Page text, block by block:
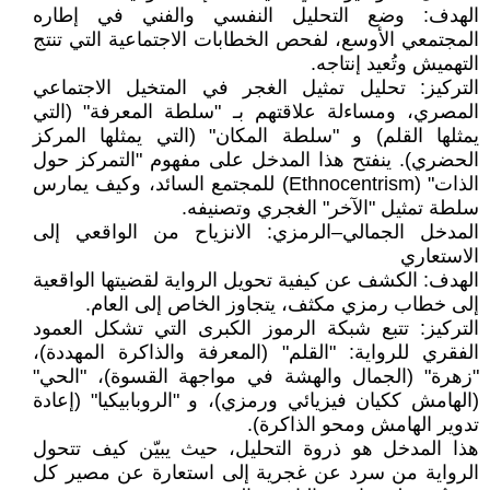
الهدف: وضع التحليل النفسي والفني في إطاره
المجتمعي الأوسع، لفحص الخطابات الاجتماعية التي تنتج
التهميش وتُعيد إنتاجه.
التركيز: تحليل تمثيل الغجر في المتخيل الاجتماعي
المصري، ومساءلة علاقتهم بـ "سلطة المعرفة" (التي
يمثلها القلم) و "سلطة المكان" (التي يمثلها المركز
الحضري). ينفتح هذا المدخل على مفهوم "التمركز حول
الذات" (Ethnocentrism) للمجتمع السائد، وكيف يمارس
سلطة تمثيل "الآخر" الغجري وتصنيفه.
المدخل الجمالي–الرمزي: الانزياح من الواقعي إلى
الاستعاري
الهدف: الكشف عن كيفية تحويل الرواية لقضيتها الواقعية
إلى خطاب رمزي مكثف، يتجاوز الخاص إلى العام.
التركيز: تتبع شبكة الرموز الكبرى التي تشكل العمود
الفقري للرواية: "القلم" (المعرفة والذاكرة المهددة)،
"زهرة" (الجمال والهشة في مواجهة القسوة)، "الحي"
(الهامش ككيان فيزيائي ورمزي)، و "الروبابيكيا" (إعادة
تدوير الهامش ومحو الذاكرة).
هذا المدخل هو ذروة التحليل، حيث يبيّن كيف تتحول
الرواية من سرد عن غجرية إلى استعارة عن مصير كل